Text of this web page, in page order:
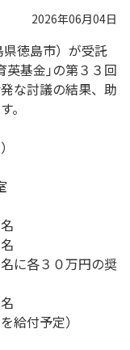
2026年06月04日
徳島市）が受託
英基金｣の第３３回
な討議の結果、助
。
に各３０万円の奨
付予定）